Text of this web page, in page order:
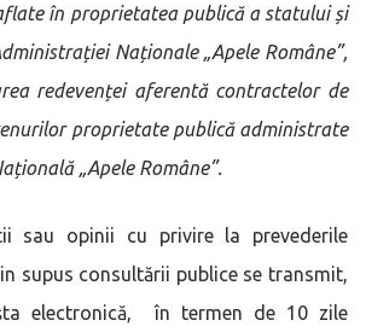
în proprietatea publică a statului și
Naționale „Apele Române”,
redevenței aferentă contractelor de
proprietate publică administrate
„Apele Române”.
sau opinii cu privire la prevederile
supus consultării publice se transmit,
electronică, în termen de 10 zile